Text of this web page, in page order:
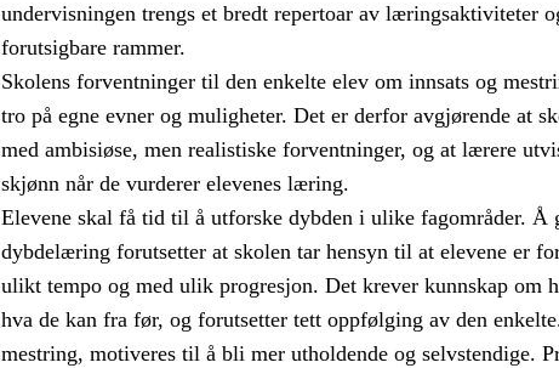
undervisningen trengs et bredt repertoar av læringsaktiviteter
forutsigbare rammer.
Skolens forventninger til den enkelte elev om innsats og
tro på egne evner og muligheter. Det er derfor avgjørende at
med ambisiøse, men realistiske forventninger, og at lærere
skjønn når de vurderer elevenes læring.
Elevene skal få tid til å utforske dybden i ulike fagområder. Å
dybdelæring forutsetter at skolen tar hensyn til at elevene er
ulikt tempo og med ulik progresjon. Det krever kunnskap om
hva de kan fra før, og forutsetter tett oppfølging av den
mestring, motiveres til å bli mer utholdende og selvstendige.